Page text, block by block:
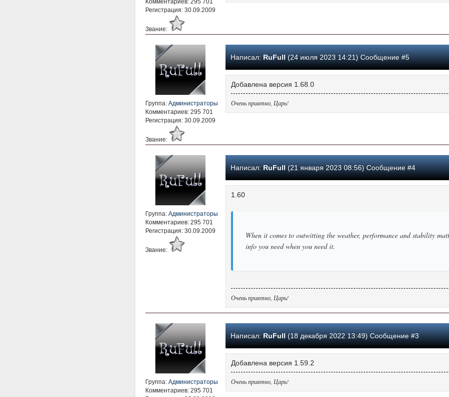
Комментариев: 295 701
Регистрация: 30.09.2009
Звание:
Группа: Администраторы
Комментариев: 295 701
Регистрация: 30.09.2009
Звание:
Написал: RuFull(24 июля 2023 14:21) Сообщение #5
Добавлена версия 1.68.0
Очень приятно, Царь!
Группа: Администраторы
Комментариев: 295 701
Регистрация: 30.09.2009
Звание:
Написал: RuFull(21 января 2023 08:56) Сообщение #4
1.60
When it comes to outwitting the weather, performance and stability
info you need when you need it.
Очень приятно, Царь!
Группа: Администраторы
Комментариев: 295 701
Написал: RuFull(18 декабря 2022 13:49) Сообщение #3
Добавлена версия 1.59.2
Очень приятно, Царь!